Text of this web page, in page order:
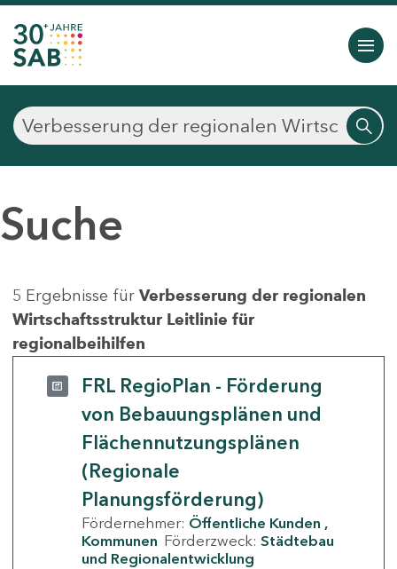
Suche
5 Ergebnisse für Verbesserung der regionalen
Wirtschaftsstruktur Leitlinie für
regionalbeihilfen
FRL RegioPlan - Förderung
von Bebauungsplänen und
Flächennutzungsplänen
(Regionale
Planungsförderung)
Fördernehmer: Öffentliche Kunden
Kommunen Förderzweck: Städtebau
und Regionalentwicklung